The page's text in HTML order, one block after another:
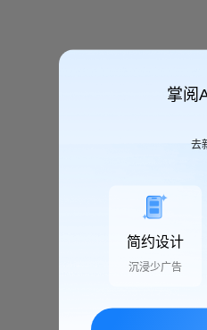
掌阅
去
简约设计
沉浸少广告